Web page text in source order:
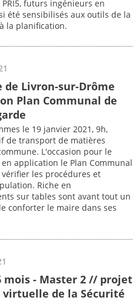
futurs ingénieurs en
été sensibilisés aux outils de la
la planification.
de Livron-sur-Drôme
Plan Communal de
le 19 janvier 2021, 9h,
de transport de matières
L'occasion pour le
application le Plan Communal
les procédures et
Riche en
sur tables sont avant tout un
conforter le maire dans ses
mois - Master 2 // projet
virtuelle de la Sécurité